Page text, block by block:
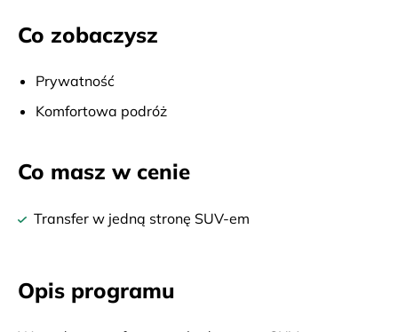
Co zobaczysz
Prywatność
Komfortowa podróż
Co masz w cenie
Transfer w jedną stronę SUV-em
Opis programu